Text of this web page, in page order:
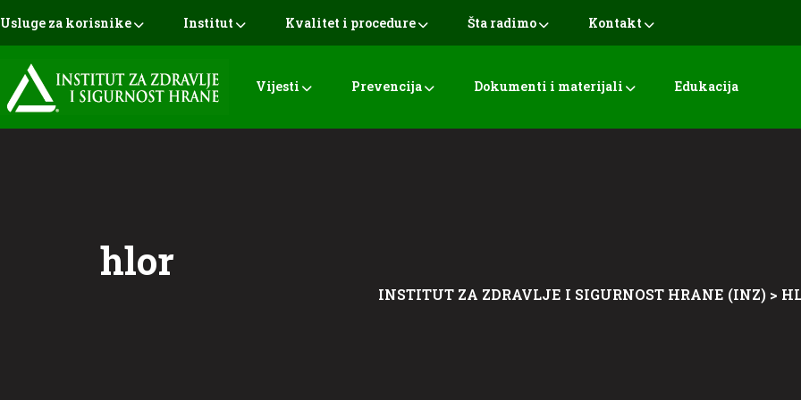
Usluge za korisnike Institut Kvalitet i procedure Šta radimo Kontakt
Vijesti Prevencija Dokumenti i materijali Edukacija
hlor
INSTITUT ZA ZDRAVLJE I SIGURNOST HRANE (INZ) >